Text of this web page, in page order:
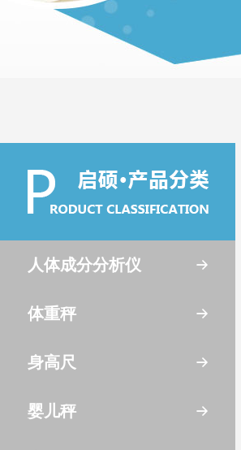
人体成分分析仪
体重秤
身高尺
婴儿秤